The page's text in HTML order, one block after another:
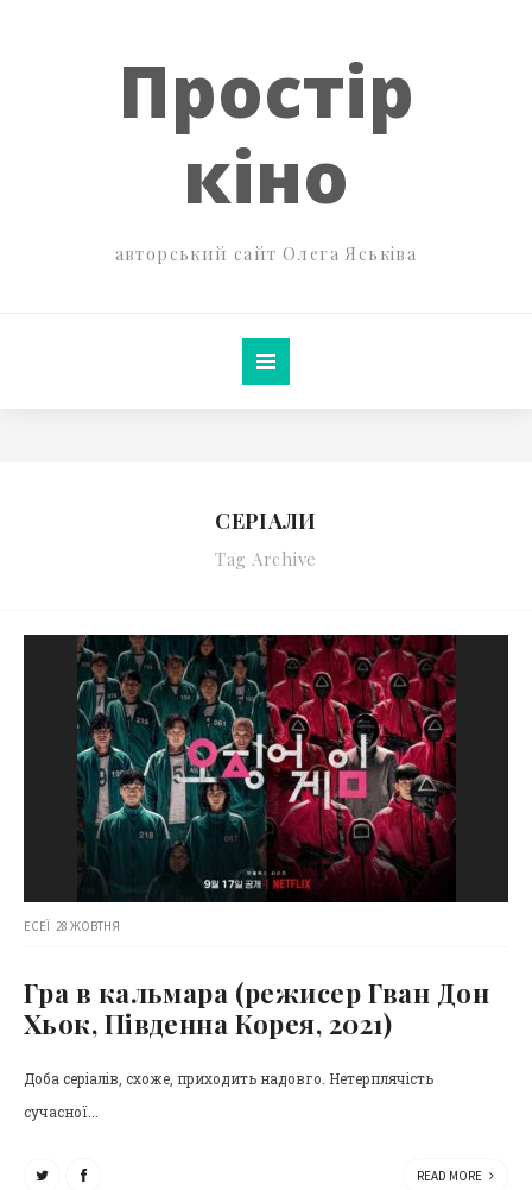
Простір
кіно
авторський сайт Олега Яськіва
СЕРІАЛИ
Tag Archive
ЕСЕЇ 28 ЖОВТНЯ
Гра в кальмара (режисер Гван Дон
Хьок, Південна Корея, 2021)
Доба серіалів, схоже, приходить надовго. Нетерплячість
сучасної...
READ MORE